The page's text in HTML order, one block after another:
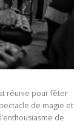
réunie pour fêter
de magie et
de